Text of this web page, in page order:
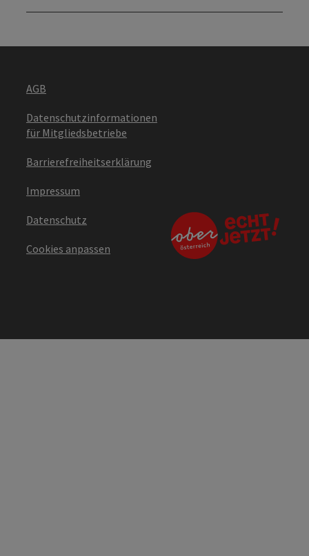
AGB
Datenschutzinformationen
für Mitgliedsbetriebe
Barrierefreiheitserklärung
Impressum
Datenschutz
Cookies anpassen